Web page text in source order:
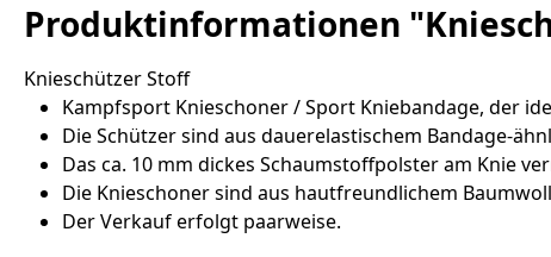
Produktinformationen
Knieschützer Stoff
Kampfsport Knieschoner / Sport Kniebandage, der
Die Schützer sind aus dauerelastischem Bandage-
Das ca. 10 mm dickes Schaumstoffpolster am Knie
Die Knieschoner sind aus hautfreundlichem
Der Verkauf erfolgt paarweise.